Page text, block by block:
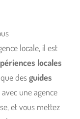
locale, il est
locales
desguides
une agence
et vous mettez